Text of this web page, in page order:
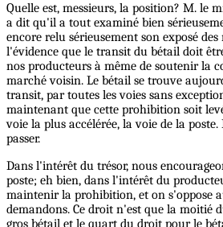
Quelle est, messieurs, la position? M. le
a dit qu'il a tout examiné bien
encore relu sérieusement son exposé
l'évidence que le transit du bétail doit
nos producteurs à même de soutenir la
marché voisin. Le bétail se trouve
transit, par toutes les voies sans
maintenant que cette prohibition soit
voie la plus accélérée, la voie de la
passer.
Dans l'intérêt du trésor, nous
poste; eh bien, dans l'intérêt du
maintenir la prohibition, et on s'oppose
demandons. Ce droit n'est que la moitié
gros bétail et le quart du droit pour le